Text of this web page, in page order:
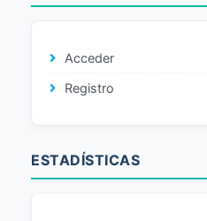
Acceder
Registro
ESTADÍSTICAS